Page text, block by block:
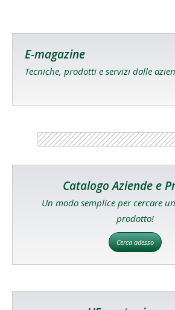
E-magazine
Tecniche, prodotti e servizi dalle
Catalogo Aziende e
Un modo semplice per cercare
prodotto!
Cerca adesso